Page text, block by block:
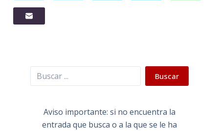
Buscar Buscar
Aviso importante: si no encuentra la
entrada que busca o a la que se le ha